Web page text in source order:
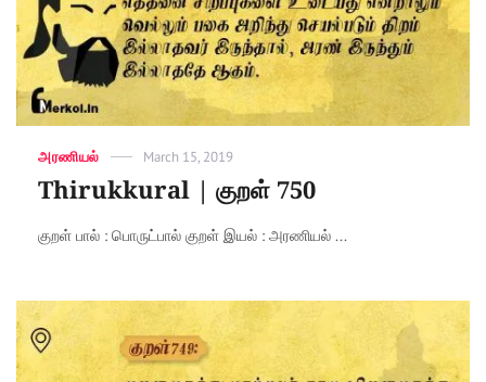
Categories
அரணியல்
Posted
March 15, 2019
Thirukkural | குறள் 750
குறள் பால் : பொருட்பால் குறள் இயல் : அரணியல் ...